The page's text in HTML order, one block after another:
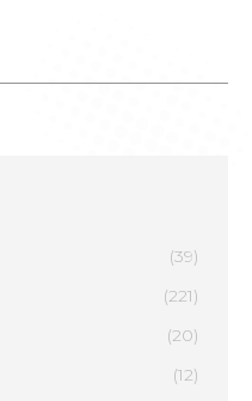
(39)
(221)
(20)
(12)